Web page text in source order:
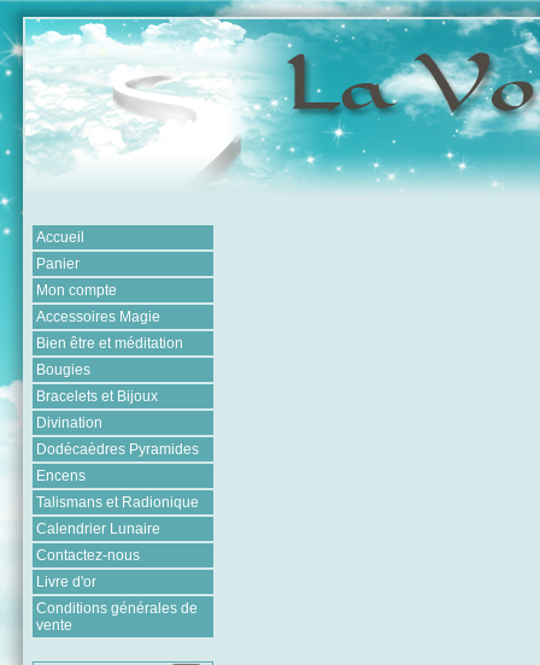
Accueil
Panier
Mon compte
Accessoires Magie
Bien être et méditation
Bougies
Bracelets et Bijoux
Divination
Dodécaèdres Pyramides
Encens
Talismans et Radionique
Calendrier Lunaire
Contactez-nous
Livre d'or
Conditions générales de
vente